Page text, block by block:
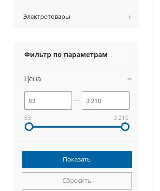
Электротовары
Фильтр по параметрам
Цена
83 3 210
Сбросить